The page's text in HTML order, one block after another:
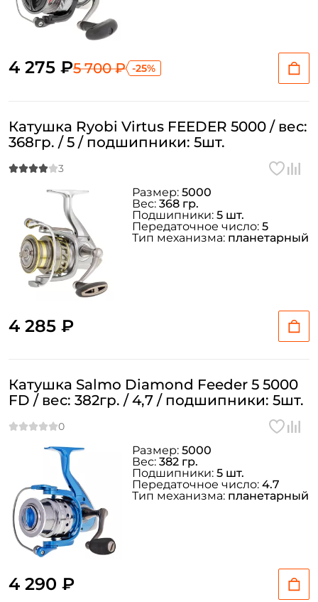
4 275 ₽5 700 ₽ -25%
Катушка Ryobi Virtus FEEDER 5000 / вес:
368гр. / 5 / подшипники: 5шт.
4 285 ₽
Размер: 5000
Вес: 368 гр.
Подшипники: 5 шт.
Передаточное число: 5
Тип механизма: планетарный
Катушка Salmo Diamond Feeder 5 5000
FD / вес: 382гр. / 4,7 / подшипники: 5шт.
4 290 ₽
Размер: 5000
Вес: 382 гр.
Подшипники: 5 шт.
Передаточное число: 4.7
Тип механизма: планетарный